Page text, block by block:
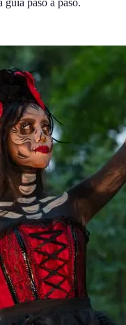
paso a paso.